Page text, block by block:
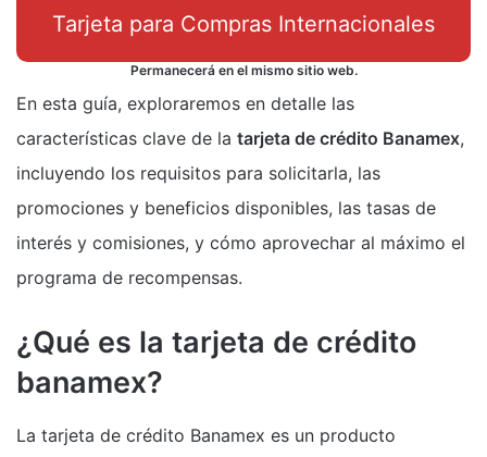
Tarjeta para Compras Internacionales
Permanecerá en el mismo sitio web.
En esta guía, exploraremos en detalle las
características clave de la tarjeta de crédito Banamex,
incluyendo los requisitos para solicitarla, las
promociones y beneficios disponibles, las tasas de
interés y comisiones, y cómo aprovechar al máximo el
programa de recompensas.
¿Qué es la tarjeta de crédito
banamex?
La tarjeta de crédito Banamex es un producto